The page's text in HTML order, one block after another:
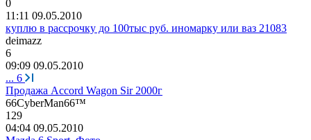
0
11:11 09.05.2010
куплю в рассрочку до 100тыс руб. иномарку или ваз 21083
deimazz
6
09:09 09.05.2010
... 6
Продажа Аccord Wagon Sir 2000г
66CyberMan66™
129
04:04 09.05.2010